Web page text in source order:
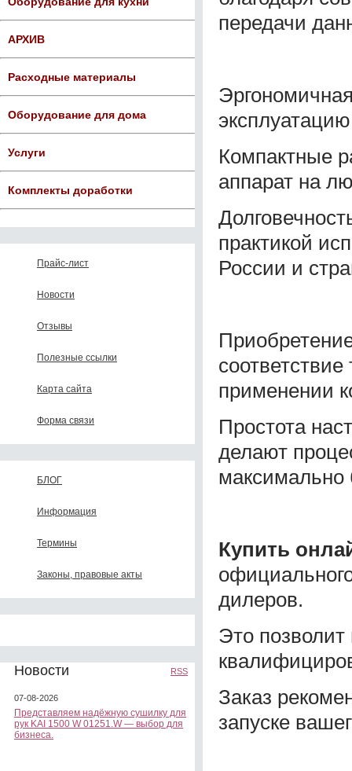
АРХИВ
Расходные материалы
Оборудование для дома
Услуги
Комплекты доработки
Прайс-лист
Новости
Отзывы
Полезные ссылки
Карта сайта
Форма связи
БЛОГ
Информация
Термины
Законы, правовые акты
Новости RSS
07-08-2026
Представляем надёжную сушилку для
рук KAI 1500 W 01251.W — выбор для
бизнеса.
передачи
Компактные
аппарат на
практикой
России и
применении
Простота
делают
Купить
дилеров.
Это
Заказ
запуске